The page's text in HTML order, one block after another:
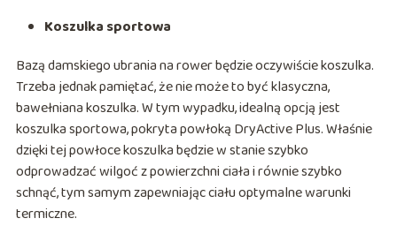
Koszulka sportowa
Bazą damskiego ubrania na rower będzie oczywiście koszulka.
Trzeba jednak pamiętać, że nie może to być klasyczna,
bawełniana koszulka. W tym wypadku, idealną opcją jest
koszulka sportowa, pokryta powłoką DryActive Plus. Właśnie
dzięki tej powłoce koszulka będzie w stanie szybko
odprowadzać wilgoć z powierzchni ciała i równie szybko
schnąć, tym samym zapewniając ciału optymalne warunki
termiczne.